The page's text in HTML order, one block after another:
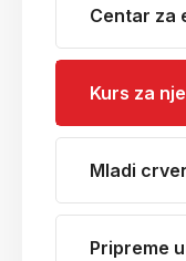
Centar za
Kurs za
Mladi
Pripreme